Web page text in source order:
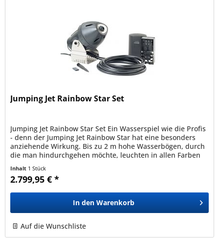
Jumping Jet Rainbow Star Set
Jumping Jet Rainbow Star Set Ein Wasserspiel wie die Profis
- denn der Jumping Jet Rainbow Star hat eine besonders
anziehende Wirkung. Bis zu 2 m hohe Wasserbögen, durch
die man hindurchgehen möchte, leuchten in allen Farben
Inhalt 1 Stück
2.799,95 € *
In den Warenkorb
Auf die Wunschliste